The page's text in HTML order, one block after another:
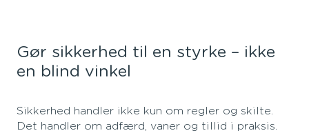
Gør sikkerhed til en styrke – ikke
en blind vinkel
Sikkerhed handler ikke kun om regler og skilte.
Det handler om adfærd, vaner og tillid i praksis.